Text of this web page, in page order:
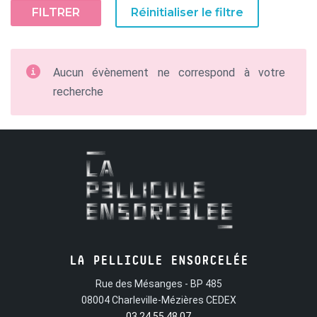
FILTRER Réinitialiser le filtre
Aucun évènement ne correspond à votre
recherche
LA PELLICULE ENSORCELÉE
Rue des Mésanges - BP 485
08004 Charleville-Mézières CEDEX